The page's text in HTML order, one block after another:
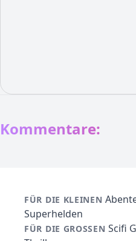
Kommentare:
FÜR DIE KLEINEN
Superhelden
FÜR DIE GROSSEN Scifi